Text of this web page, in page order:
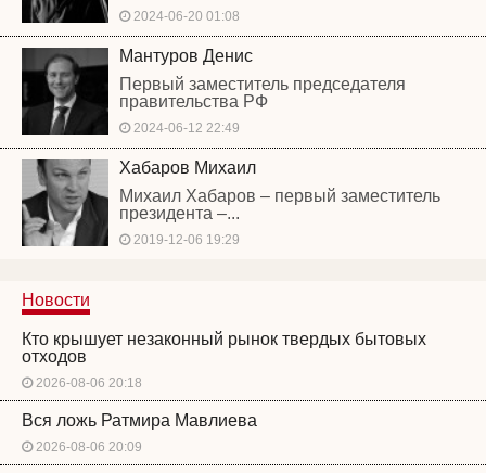
2024-06-20 01:08
Мантуров Денис
Первый заместитель председателя
правительства РФ
2024-06-12 22:49
Хабаров Михаил
Михаил Хабаров – первый заместитель
президента –...
2019-12-06 19:29
Новости
Кто крышует незаконный рынок твердых бытовых
отходов
2026-08-06 20:18
Вся ложь Ратмира Мавлиева
2026-08-06 20:09